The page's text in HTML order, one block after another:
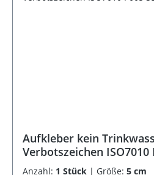
Aufkleber kein
Verbotszeichen ISO7010
Anzahl: 1 Stück | Größe: 5 cm